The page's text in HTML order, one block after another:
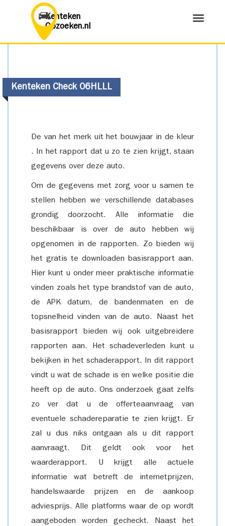
Kenteken
Opzoeken.nl
Menu
Kenteken Check 06HLLL
De van het merk uit het bouwjaar in de kleur
. In het rapport dat u zo te zien krijgt, staan
gegevens over deze auto.
Om de gegevens met zorg voor u samen te
stellen hebben we verschillende databases
grondig doorzocht. Alle informatie die
beschikbaar is over de auto hebben wij
opgenomen in de rapporten. Zo bieden wij
het gratis te downloaden basisrapport aan.
Hier kunt u onder meer praktische informatie
vinden zoals het type brandstof van de auto,
de APK datum, de bandenmaten en de
topsnelheid vinden van de auto. Naast het
basisrapport bieden wij ook uitgebreidere
rapporten aan. Het schadeverleden kunt u
bekijken in het schaderapport. In dit rapport
vindt u wat de schade is en welke positie die
heeft op de auto. Ons onderzoek gaat zelfs
zo ver dat u de offerteaanvraag van
eventuele schadereparatie te zien krijgt. Er
zal u dus niks ontgaan als u dit rapport
aanvraagt. Dit geldt ook voor het
waarderapport. U krijgt alle actuele
informatie wat betreft de internetprijzen,
handelswaarde prijzen en de aankoop
adviesprijs. Alle platforms waar de op wordt
aangeboden worden gecheckt. Naast het